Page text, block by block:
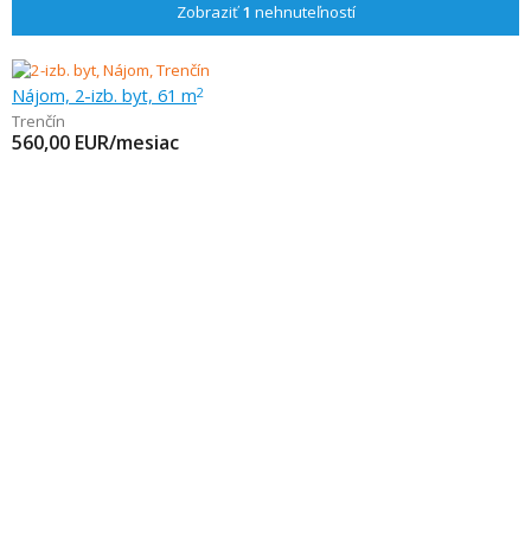
Zobraziť1 nehnuteľností
Nájom, 2-izb. byt, 61 m2
Trenčín
560,00 EUR/mesiac